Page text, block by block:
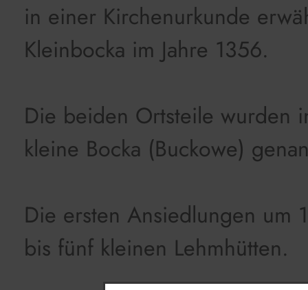
in einer Kirchenurkunde
Kleinbocka im Jahre 1356.
Die beiden Ortsteile wurden
kleine Bocka (Buckowe)
Die ersten Ansiedlungen um
bis fünf kleinen Lehmhütten.